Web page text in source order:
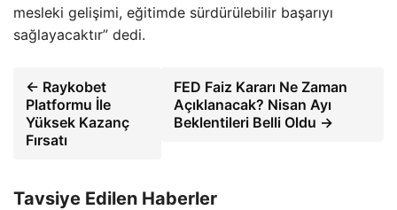
mesleki gelişimi, eğitimde sürdürülebilir başarıyı
sağlayacaktır” dedi.
← Raykobet
Platformu İle
Yüksek Kazanç
Fırsatı
FED Faiz Kararı Ne Zaman
Açıklanacak? Nisan Ayı
Beklentileri Belli Oldu →
Tavsiye Edilen Haberler